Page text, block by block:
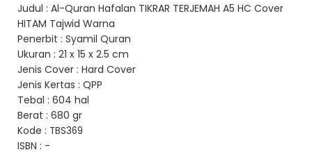
Judul : Al-Quran Hafalan TIKRAR TERJEMAH A5 HC Cover
HITAM Tajwid Warna
Penerbit : Syamil Quran
Ukuran : 21 x 15 x 2.5 cm
Jenis Cover : Hard Cover
Jenis Kertas : QPP
Tebal : 604 hal
Berat : 680 gr
Kode : TBS369
ISBN : -